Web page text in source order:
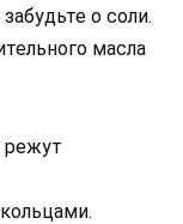
о соли.
масла